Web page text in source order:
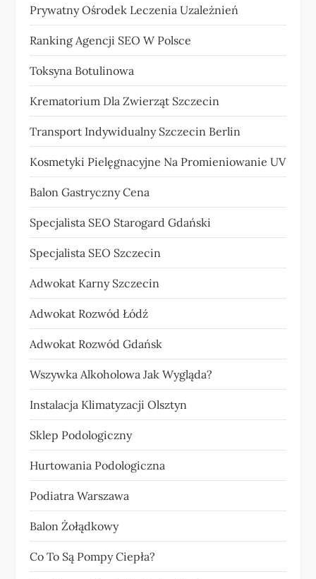
Prywatny Ośrodek Leczenia Uzależnień
Ranking Agencji SEO W Polsce
Toksyna Botulinowa
Krematorium Dla Zwierząt Szczecin
Transport Indywidualny Szczecin Berlin
Kosmetyki Pielęgnacyjne Na Promieniowanie UV
Balon Gastryczny Cena
Specjalista SEO Starogard Gdański
Specjalista SEO Szczecin
Adwokat Karny Szczecin
Adwokat Rozwód Łódź
Adwokat Rozwód Gdańsk
Wszywka Alkoholowa Jak Wygląda?
Instalacja Klimatyzacji Olsztyn
Sklep Podologiczny
Hurtowania Podologiczna
Podiatra Warszawa
Balon Żołądkowy
Co To Są Pompy Ciepła?